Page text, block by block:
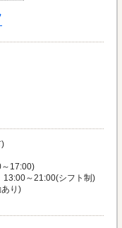
17:00)
～21:00(シフト制)
り)